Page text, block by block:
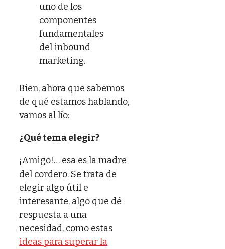
uno de los
componentes
fundamentales
del inbound
marketing.
Bien, ahora que sabemos
de qué estamos hablando,
vamos al lío:
¿Qué tema elegir?
¡Amigo!… esa es la madre
del cordero. Se trata de
elegir algo útil e
interesante, algo que dé
respuesta a una
necesidad, como estas
ideas para superar la